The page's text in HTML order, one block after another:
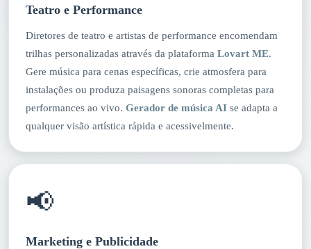
Teatro e Performance
Diretores de teatro e artistas de performance encomendam
trilhas personalizadas através da plataforma Lovart ME.
Gere música para cenas específicas, crie atmosfera para
instalações ou produza paisagens sonoras completas para
performances ao vivo. Gerador de música AI se adapta a
qualquer visão artística rápida e acessivelmente.
📢
Marketing e Publicidade